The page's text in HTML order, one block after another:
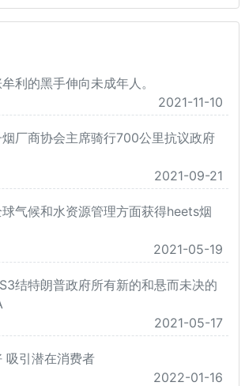
利的黑手伸向未成年人。
2021-11-10
厂商协会主席骑行700公里抗议政府
2021-09-21
气候和水资源管理方面获得heets烟
2021-05-19
结特朗普政府所有新的和悬而未决的
2021-05-17
吸引潜在消费者
2022-01-16